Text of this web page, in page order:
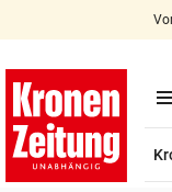
account_circle Anmelden